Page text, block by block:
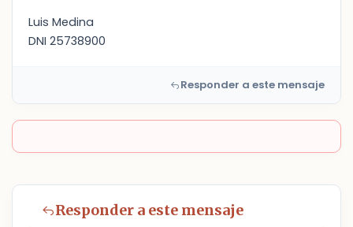
Luis Medina
DNI 25738900
Responder a este mensaje
Responder a este mensaje